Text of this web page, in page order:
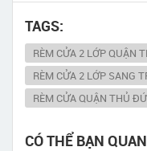
TAGS:
RÈM CỬA 2 LỚP QUẬN
RÈM CỬA 2 LỚP SANG
RÈM CỬA QUẬN THỦ
CÓ THỂ BẠN